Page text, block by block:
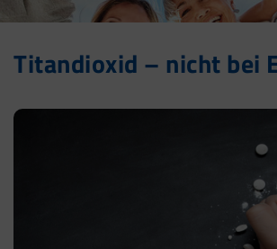
Titandioxid – nicht bei